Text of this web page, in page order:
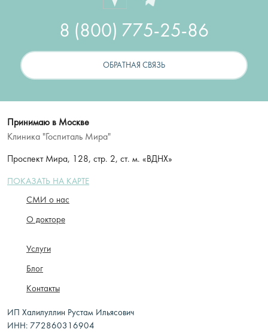
8 (800) 775-25-86
ОБРАТНАЯ СВЯЗЬ
ИП Халилуллин Рустам Ильясович
ИНН: 772860316904
Принимаю в Москве
Клиника "Госпиталь Мира"
Проспект Мира, 128, стр. 2, ст. м. «ВДНХ»
ПОКАЗАТЬ НА КАРТЕ
СМИ о нас
О докторе
Услуги
Блог
Контакты